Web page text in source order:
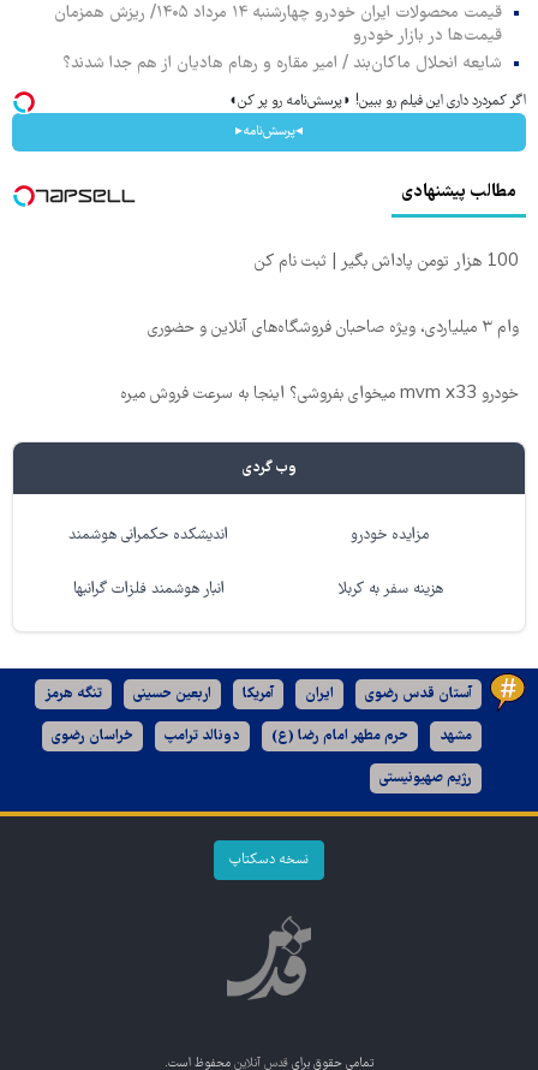
قیمت محصولات ایران خودرو چهارشنبه ۱۴ مرداد ۱۴۰۵/ ریزش همزمان
قیمت‌ها در بازار خودرو
شایعه انحلال ماکان‌بند / امیر مقاره و رهام هادیان از هم جدا شدند؟
اگر کمردرد داری این فیلم رو ببین! ◗پرسش‌نامه رو پر کن◖
◂پرسش‌نامه▸
مطالب پیشنهادی
100 هزار تومن پاداش بگیر | ثبت نام کن
وام ۳ میلیاردی، ویژه صاحبان فروشگاه‌های آنلاین و حضوری
خودرو mvm x33 میخوای بفروشی؟ اینجا به سرعت فروش میره
وب گردی
مزایده خودرو اندیشکده حکمرانی هوشمند
هزینه سفر به کربلا انبار هوشمند فلزات گرانبها
آستان قدس رضوی ایران آمریکا اربعین حسینی تنگه هرمز
مشهد حرم مطهر امام رضا (ع) دونالد ترامپ خراسان رضوی
رژیم صهیونیستی
نسخه دسکتاپ
تمامی حقوق برای قدس آنلاین محفوظ است.